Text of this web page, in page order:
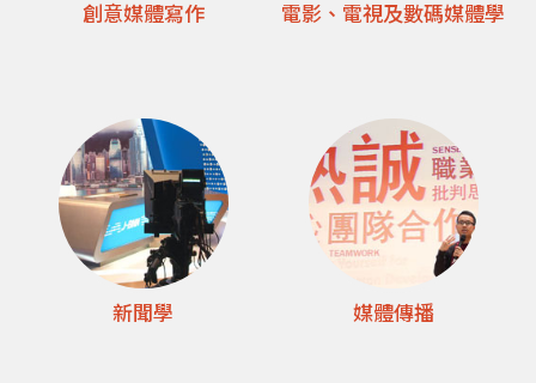
創意媒體寫作 電影、電視及數碼媒體學
新聞學 媒體傳播